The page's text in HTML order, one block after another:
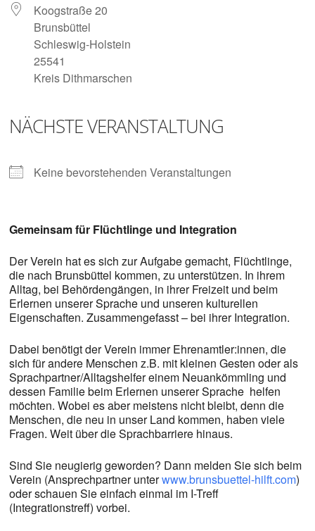
Tüfteln,
Digitalisieren
Klönen
Koogstraße 20
Brunsbüttel
Schleswig-Holstein
25541
Kreis Dithmarschen
NÄCHSTE VERANSTALTUNG
Keine bevorstehenden Veranstaltungen
Gemeinsam für Flüchtlinge und Integration
Der Verein hat es sich zur Aufgabe gemacht, Flüchtlinge,
die nach Brunsbüttel kommen, zu unterstützen. In ihrem
Alltag, bei Behördengängen, in ihrer Freizeit und beim
Erlernen unserer Sprache und unseren kulturellen
Eigenschaften. Zusammengefasst – bei ihrer Integration.
Dabei benötigt der Verein immer Ehrenamtler:innen, die
sich für andere Menschen z.B. mit kleinen Gesten oder als
Sprachpartner/Alltagshelfer einem Neuankömmling und
dessen Familie beim Erlernen unserer Sprache helfen
möchten. Wobei es aber meistens nicht bleibt, denn die
Menschen, die neu in unser Land kommen, haben viele
Fragen. Weit über die Sprachbarriere hinaus.
Sind Sie neugierig geworden? Dann melden Sie sich beim
Verein (Ansprechpartner unterwww.brunsbuettel-hilft.com)
oder schauen Sie einfach einmal im I-Treff
(Integrationstreff) vorbei.